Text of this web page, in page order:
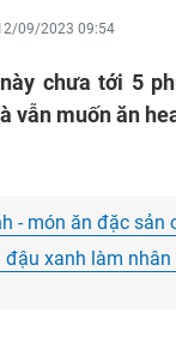
09/2023 09:54
chưa tới 5
vẫn muốn ăn
- món ăn đặc sản
đậu xanh làm